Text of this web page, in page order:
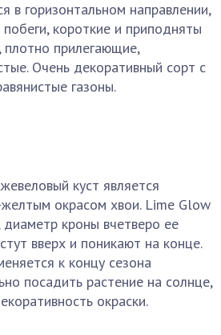
в горизонтальном направлении,
короткие и приподняты
плотно прилегающие,
Очень декоративный сорт с
газоны.
куст является
окрасом хвои. Lime Glow
кроны вчетверо ее
вверх и поникают на конце.
к концу сезона
посадить растение на солнце,
окраски.